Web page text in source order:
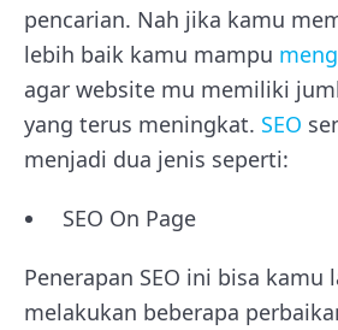
pencarian. Nah jika kamu
lebih baik kamu mampu
agar website mu memiliki
yang terus meningkat. SEO
menjadi dua jenis seperti:
SEO On Page
Penerapan SEO ini bisa kamu
melakukan beberapa